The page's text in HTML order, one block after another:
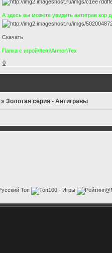
А здесь вы можете увидить антиграв кор
Скачать
Папка с игрой\Item\Armor\Tex
0
»Золотая серия - Антигравы